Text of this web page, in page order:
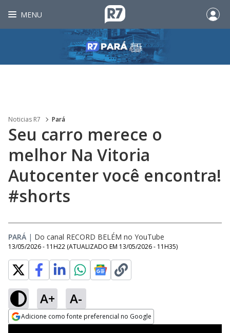
MENU
Noticias R7 Pará
Seu carro merece o
melhor Na Vitoria
Autocenter você encontra!
#shorts
PARÁ | Do canal RECORD BELÉM no YouTube
13/05/2026 - 11H22 (ATUALIZADO EM 13/05/2026 - 11H35)
A+ A-
Adicione como fonte preferencial no Google